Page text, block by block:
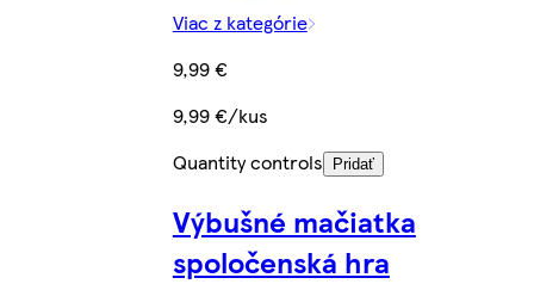
Viac z kategórie
9,99 €
9,99 €/kus
Quantity controls
Pridať
Výbušné mačiatka
spoločenská hra